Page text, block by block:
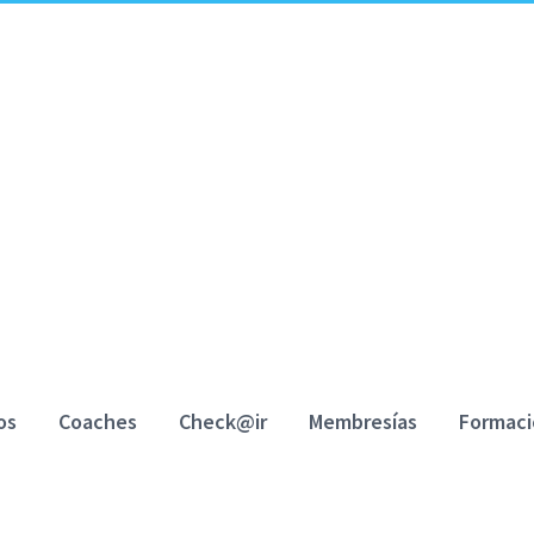
Coaches Check@ir Membresías